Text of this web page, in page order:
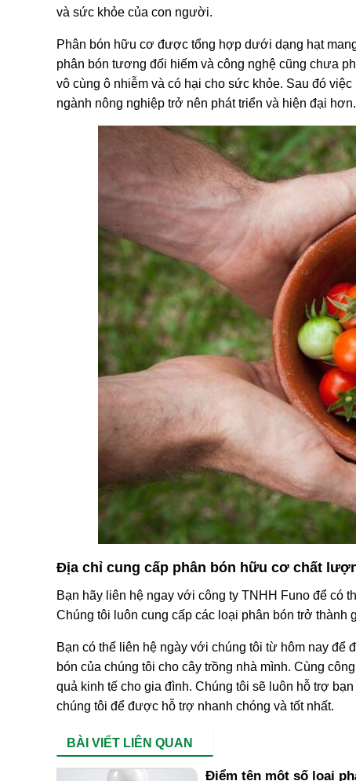
và sức khỏe của con người.
Phân bón hữu cơ được tổng hợp dưới dạng hạt
phân bón tương đối hiếm và công nghệ cũng chưa
vô cùng ô nhiễm và có hại cho sức khỏe. Sau đó
ngành nông nghiệp trở nên phát triển và hiện đại hơn.
Địa chỉ cung cấp phân bón hữu cơ chất
Bạn hãy liên hệ ngay với công ty TNHH Funo để có
Chúng tôi luôn cung cấp các loại phân bón trở thành
Bạn có thể liên hệ ngày với chúng tôi từ hôm nay để
bón của chúng tôi cho cây trồng nhà mình. Cùng
quả kinh tế cho gia đình. Chúng tôi sẽ luôn hỗ trợ
chúng tôi để được hỗ trợ nhanh chóng và tốt nhất.
BÀI VIẾT LIÊN QUAN
Điểm tên một số loại